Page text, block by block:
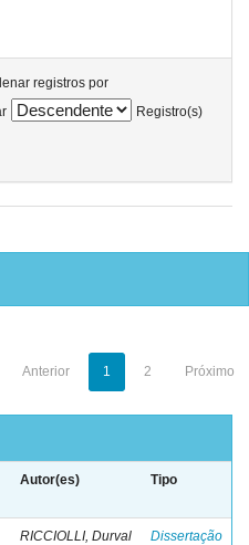
registros por
Registro(s)
Anterior 1 2 Próximo
Autor(es) Tipo
RICCIOLLI, Durval
Dissertação